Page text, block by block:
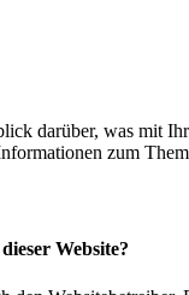
darüber, was mit
zum
Website?